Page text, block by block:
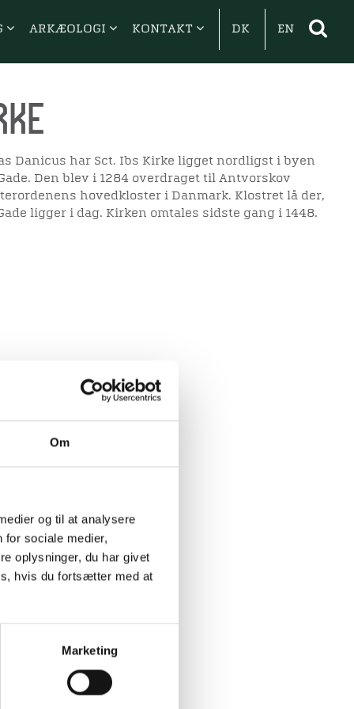
Om
og til at analysere
for sociale medier,
oplysninger, du har givet
hvis du fortsætter med at
Marketing
ARKÆOLOGI KONTAKT DK EN
Danicus har Sct. Ibs Kirke ligget nordligst i byen
Den blev i 1284 overdraget til Antvorskov
hovedkloster i Danmark. Klostret lå der,
ligger i dag. Kirken omtales sidste gang i 1448.